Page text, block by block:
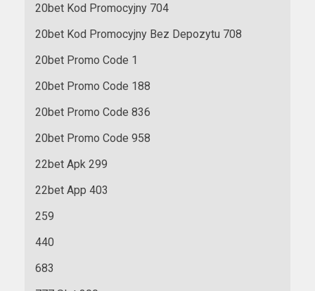
20bet Kod Promocyjny 704
20bet Kod Promocyjny Bez Depozytu 708
20bet Promo Code 1
20bet Promo Code 188
20bet Promo Code 836
20bet Promo Code 958
22bet Apk 299
22bet App 403
259
440
683